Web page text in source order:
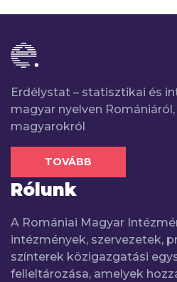
Erdélystat – statisztikai és
magyar nyelven
magyarokról
TOVÁBB
Rólunk
A Romániai Magyar
intézmények, szervezetek,
színterek közigazgatási
felleltározása, amelyek